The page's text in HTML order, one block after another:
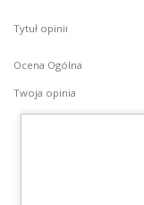
Tytuł opinii
Ocena Ogólna
Twoja opinia